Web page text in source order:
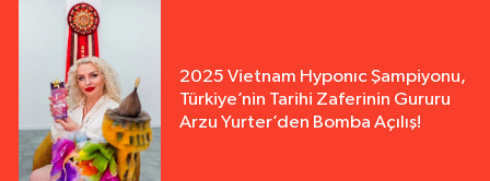
2025 Vietnam Hyponıc Şampiyonu,
Türkiye’nin Tarihi Zaferinin Gururu
Arzu Yurter’den Bomba Açılış!